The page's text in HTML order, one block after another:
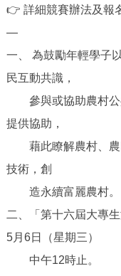
👉 詳細競賽辦法及報
—
一、 為鼓勵年輕學子
民互動共識，
參與或協助農村公
提供協助，
藉此瞭解農村、農
技術，創
造永續富麗農村。
二、「第十六屆大專
5月6日（星期三）
中午12時止。